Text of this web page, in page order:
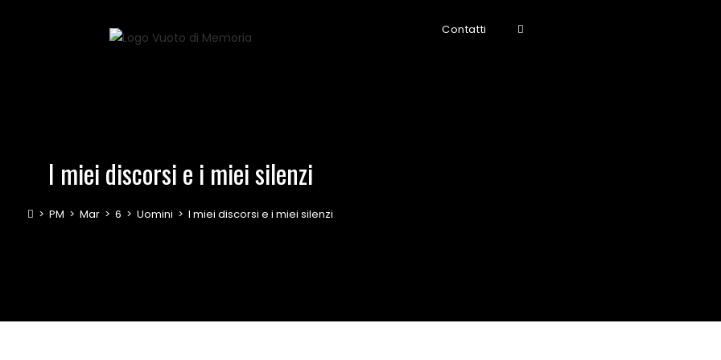
Contatti
I miei discorsi e i miei silenzi
> PM > Mar > 6 > Uomini > I miei discorsi e i miei silenzi